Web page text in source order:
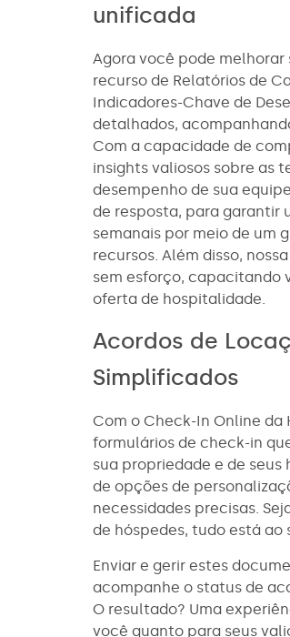
unificada
Agora você pode
recurso de Relatórios de
Indicadores-Chave de
detalhados,
Com a capacidade de
insights valiosos sobre as
desempenho de sua
de resposta, para garantir
semanais por meio de um
recursos. Além disso,
sem esforço, capacitando
oferta de hospitalidade.
Acordos de
Simplificados
Com o Check-In Online
formulários de check-in
sua propriedade e de
de opções de
necessidades precisas.
de hóspedes, tudo está ao
Enviar e gerir estes
acompanhe o status de
O resultado? Uma
você quanto para seus